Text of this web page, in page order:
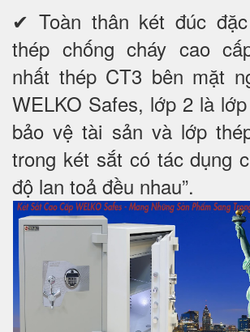
✔ Toàn thân két đúc
thép chống cháy cao
nhất thép CT3 bên mặt
WELKO Safes, lớp 2 là
bảo vệ tài sản và lớp
trong két sắt có tác dụng
độ lan toả đều nhau”.